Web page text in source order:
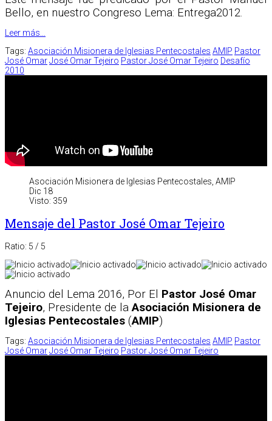
Bello, en nuestro Congreso Lema: Entrega2012.
Leer más...
Tags: Asociación Misionera de Iglesias Pentecostales AMIP Pastor
José OmarJosé Omar Tejeiro Pastor José Omar Tejeiro Desafío
2010
Asociación Misionera de Iglesias Pentecostales, AMIP
Dic 18
Visto: 359
Mensaje del Pastor José Omar Tejeiro
Ratio: 5 / 5
Anuncio del Lema 2016, Por El Pastor José Omar
Tejeiro, Presidente de laAsociación Misionera de
Iglesias Pentecostales (AMIP)
Tags: Asociación Misionera de Iglesias Pentecostales AMIP Pastor
José OmarJosé Omar Tejeiro Pastor José Omar Tejeiro